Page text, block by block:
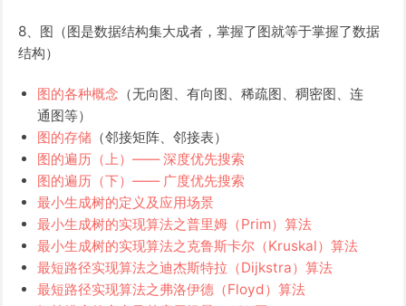
8、图（图是数据结构集大成者，掌握了图就等于掌握了数据
结构）
图的各种概念 （无向图、有向图、稀疏图、稠密图、连
通图等）
图的存储（邻接矩阵、邻接表）
图的遍历（上）—— 深度优先搜索
图的遍历（下）—— 广度优先搜索
最小生成树的定义及应用场景
最小生成树的实现算法之普里姆（Prim）算法
最小生成树的实现算法之克鲁斯卡尔（Kruskal）算法
最短路径实现算法之迪杰斯特拉（Dijkstra）算法
最短路径实现算法之弗洛伊德（Floyd）算法